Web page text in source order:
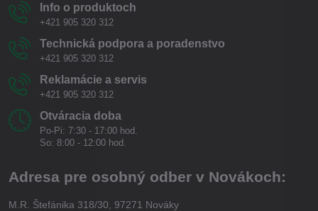
Info o produktoch
+421 905 320 312
Technická podpora a poradenstvo
+421 905 320 312
Reklamácie a servis
+421 905 320 312
Otváracia doba
Po-Pi: 7:30 - 17:00 hod.
So: 8:00 - 12:00 hod.
Adresa pre osobný odber v Novákoch:
M.R. Štefánika 318/30, 97271 Nováky